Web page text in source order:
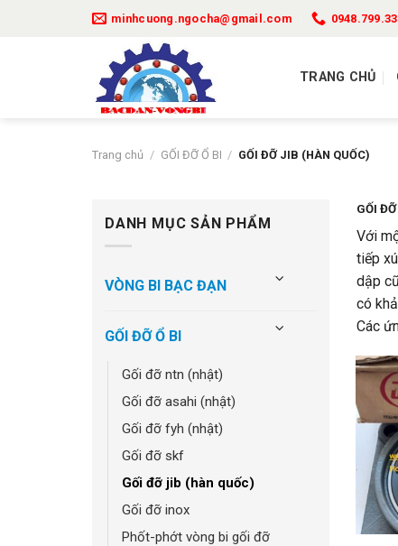
minhcuong.ngocha@gmail.com
TRANG CHỦ
Trang chủ / GỐI ĐỠ Ổ BI / GỐI ĐỠ JIB (HÀN QUỐC)
DANH MỤC SẢN PHẨM
VÒNG BI BẠC ĐẠN
GỐI ĐỠ Ổ BI
gối đỡ ntn (nhật)
gối đỡ asahi (nhật)
gối đỡ fyh (nhật)
gối đỡ skf
gối đỡ jib (hàn quốc)
gối đỡ inox
phốt-phớt vòng bi gối đỡ
GỐI
Với
tiếp
dập
có
Các